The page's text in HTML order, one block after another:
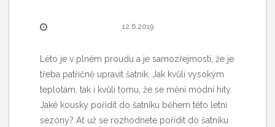
12.6.2019
Léto je v plném proudu a je samozřejmostí, že je
třeba patřičně upravit šatník. Jak kvůli vysokým
teplotám, tak i kvůli tomu, že se mění módní hity.
Jaké kousky pořídit do šatníku během této letní
sezóny? Ať už se rozhodnete pořídit do šatníku